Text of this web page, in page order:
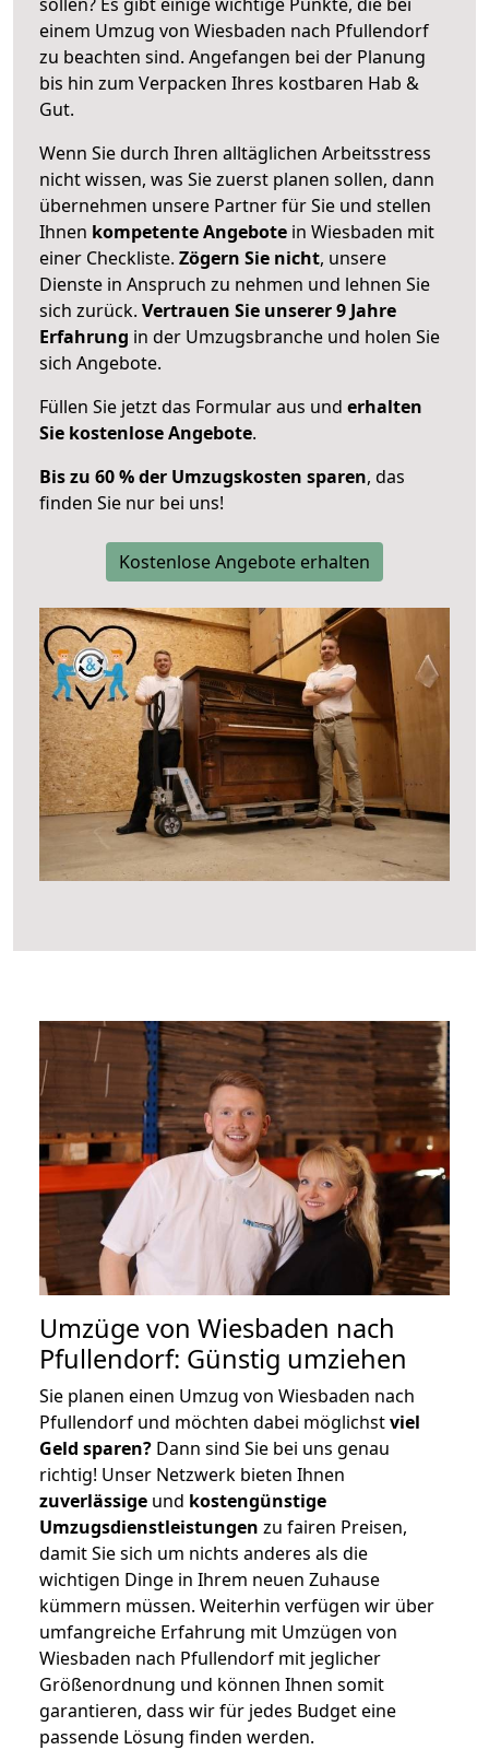
einem Umzug von Wiesbaden nach Pfullendorf
zu beachten sind. Angefangen bei der Planung
bis hin zum Verpacken Ihres kostbaren Hab &
Gut.
Wenn Sie durch Ihren alltäglichen Arbeitsstress
nicht wissen, was Sie zuerst planen sollen, dann
übernehmen unsere Partner für Sie und stellen
Ihnen kompetente Angebote in Wiesbaden mit
einer Checkliste. Zögern Sie nicht, unsere
Dienste in Anspruch zu nehmen und lehnen Sie
sich zurück. Vertrauen Sie unserer 9 Jahre
Erfahrung in der Umzugsbranche und holen Sie
sich Angebote.
Füllen Sie jetzt das Formular aus und erhalten
Sie kostenlose Angebote.
Bis zu 60 % der Umzugskosten sparen, das
finden Sie nur bei uns!
Kostenlose Angebote erhalten
Umzüge von Wiesbaden nach
Pfullendorf: Günstig umziehen
Sie planen einen Umzug von Wiesbaden nach
Pfullendorf und möchten dabei möglichstviel
Geld sparen? Dann sind Sie bei uns genau
richtig! Unser Netzwerk bieten Ihnen
zuverlässige und kostengünstige
Umzugsdienstleistungen zu fairen Preisen,
damit Sie sich um nichts anderes als die
wichtigen Dinge in Ihrem neuen Zuhause
kümmern müssen. Weiterhin verfügen wir über
umfangreiche Erfahrung mit Umzügen von
Wiesbaden nach Pfullendorf mit jeglicher
Größenordnung und können Ihnen somit
garantieren, dass wir für jedes Budget eine
passende Lösung finden werden.